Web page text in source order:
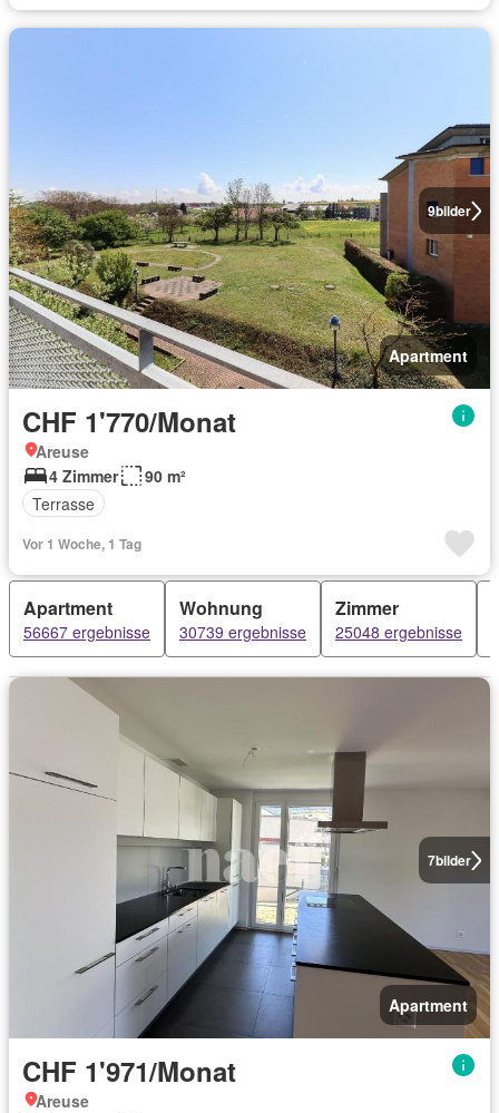
9bilder
Apartment
CHF 1'770/Monat
Areuse
4 Zimmer
90 m²
Terrasse
Vor 1 Woche, 1 Tag
Apartment
56667 ergebnisse
Wohnung
30739 ergebnisse
Zimmer
25048 ergebnisse
7bilder
Apartment
CHF 1'971/Monat
Areuse